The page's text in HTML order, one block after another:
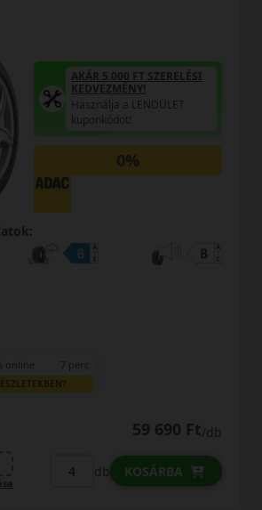
AKÁR 5.000 FT SZERELÉSI
KEDVEZMÉNY!
Használja a LENDÜLET
kuponkódot!
online 7 perc
RÉSZLETEKBEN?
74 990 Ft /db
db KOSÁRBA